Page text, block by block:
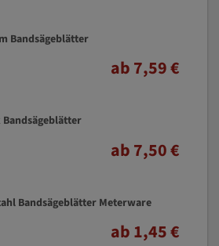
Bandsägeblätter
ab 7,59 €
Bandsägeblätter
ab 7,50 €
Bandsägeblätter Meterware
ab 1,45 €